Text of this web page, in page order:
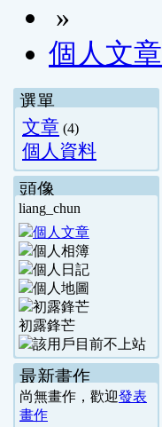
»
個人文章
選單
文章 (4)
個人資料
頭像
liang_chun
初露鋒芒
最新畫作
尚無畫作，歡迎發表
畫作